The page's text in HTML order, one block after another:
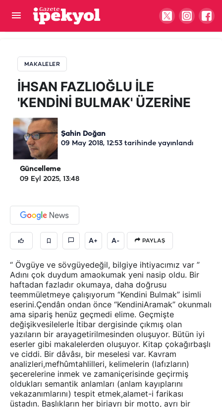
MAKALELER
İHSAN FAZLIOĞLU İLE
'KENDİNİ BULMAK' ÜZERİNE
Şahin Doğan
09 May 2018, 12:53 tarihinde yayınlandı
Güncelleme
09 Eyl 2025, 13:48
A+ A- PAYLAŞ
“ Övgüye ve sövgüyedeğil, bilgiye ihtiyacımız var ”
Adını çok duydum amaokumak yeni nasip oldu. Bir
haftadan fazladır okumaya, daha doğrusu
teemmületmeye çalışıyorum “Kendini Bulmak” isimli
eserini.Çendân ondan önce “KendiniAramak” okunmalı
ama sipariş henüz geçmedi elime. Geçmişte
değişikvesilelerle İtibar dergisinde çıkmış olan
yazıların bir arayagetirilmesinden oluşuyor. Bütün iyi
eserler gibi makalelerden oluşuyor. Kitap çokağırbaşlı
ve ciddi. Bir dâvâsı, bir meselesi var. Kavram
analizleri,mefhûmtahlilleri, kelimelerin (lafızların)
şecerelerine inmek ve zamaniçerisinde geçirmiş
oldukları semantik anlamları (anlam kayıplarını
vekazanımlarını) tespit etmek,alamet-i farikası
üstadın. Başlıkların her biriayrı bir motto, ayrı bir
İHSAN FAZLIOĞLU İLE 'KENDİNİ BULMAK'